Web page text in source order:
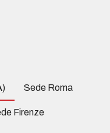
Sede Roma
Firenze